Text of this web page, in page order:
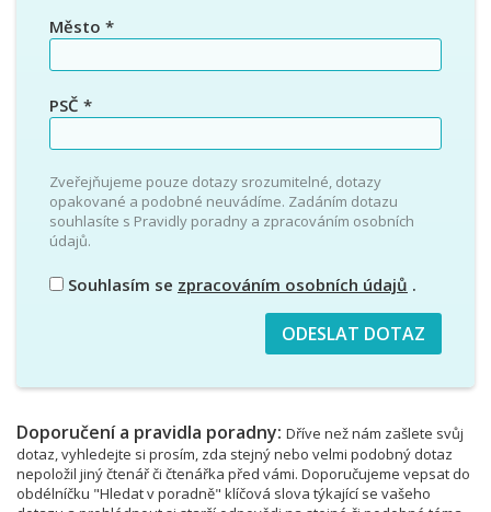
Město *
PSČ *
Zveřejňujeme pouze dotazy srozumitelné, dotazy
opakované a podobné neuvádíme. Zadáním dotazu
souhlasíte s Pravidly poradny a zpracováním osobních
údajů.
Souhlasím se zpracováním osobních údajů .
Doporučení a pravidla poradny: Dříve než nám zašlete svůj
dotaz, vyhledejte si prosím, zda stejný nebo velmi podobný dotaz
nepoložil jiný čtenář či čtenářka před vámi. Doporučujeme vepsat do
obdélníčku "Hledat v poradně" klíčová slova týkající se vašeho